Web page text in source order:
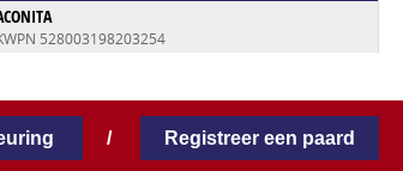
528003198203254
/ Registreer een paard